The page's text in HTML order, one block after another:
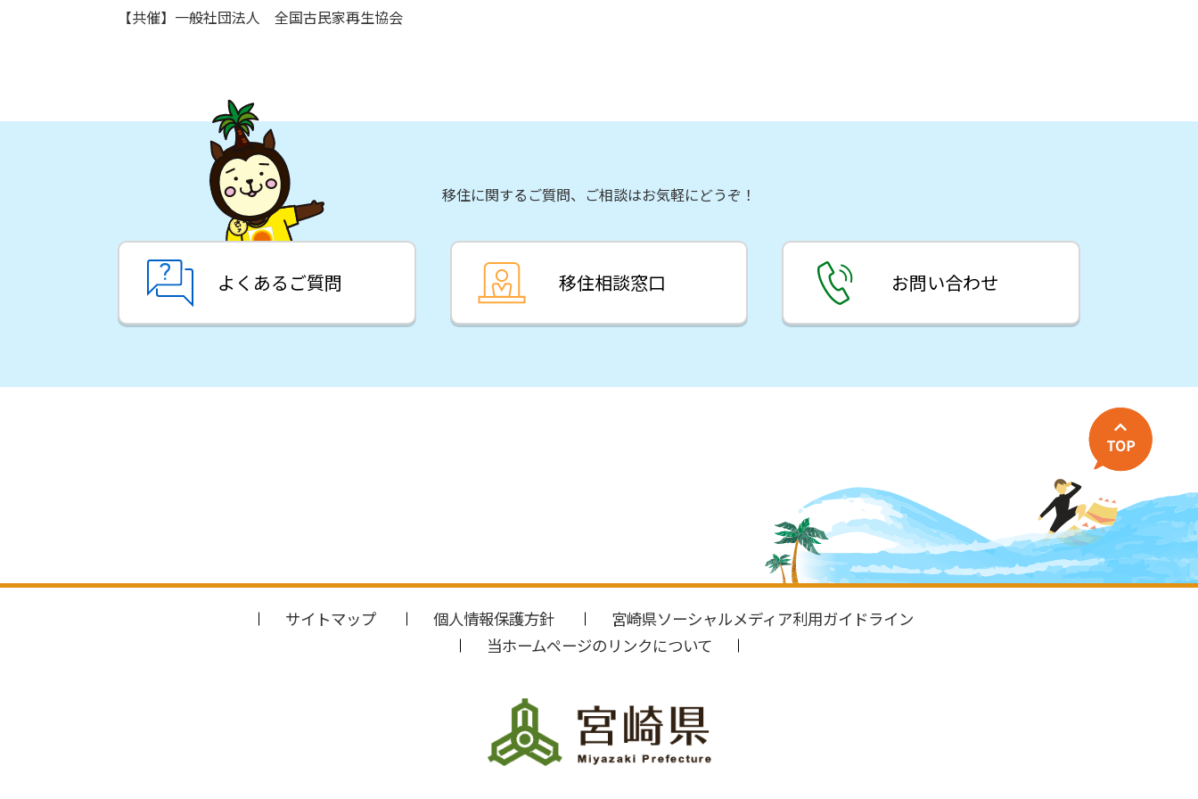
【共催】一般社団法人 全国古民家再生協会
移住に関するご質問、ご相談はお気軽にどうぞ！
よくあるご質問 移住相談窓口 お問い合わせ
サイトマップ 個人情報保護方針
宮崎県ソーシャルメディア利用ガイドライン
当ホームページのリンクについて